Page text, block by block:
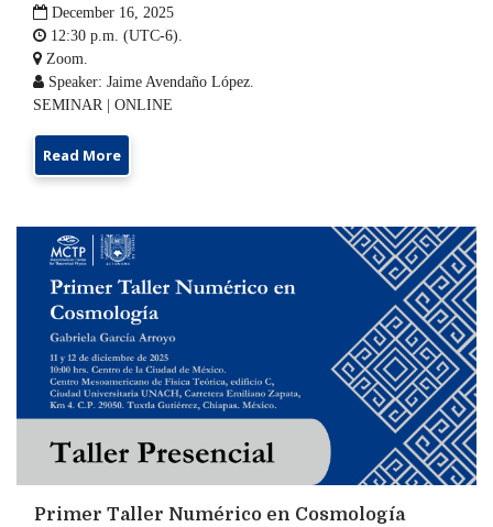
 December 16, 2025
 12:30 p.m. (UTC-6).
 Zoom.
 Speaker: Jaime Avendaño López.
SEMINAR | ONLINE
Read More
Primer Taller Numérico en Cosmología